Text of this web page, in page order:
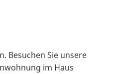
Besuchen Sie unsere
im Haus